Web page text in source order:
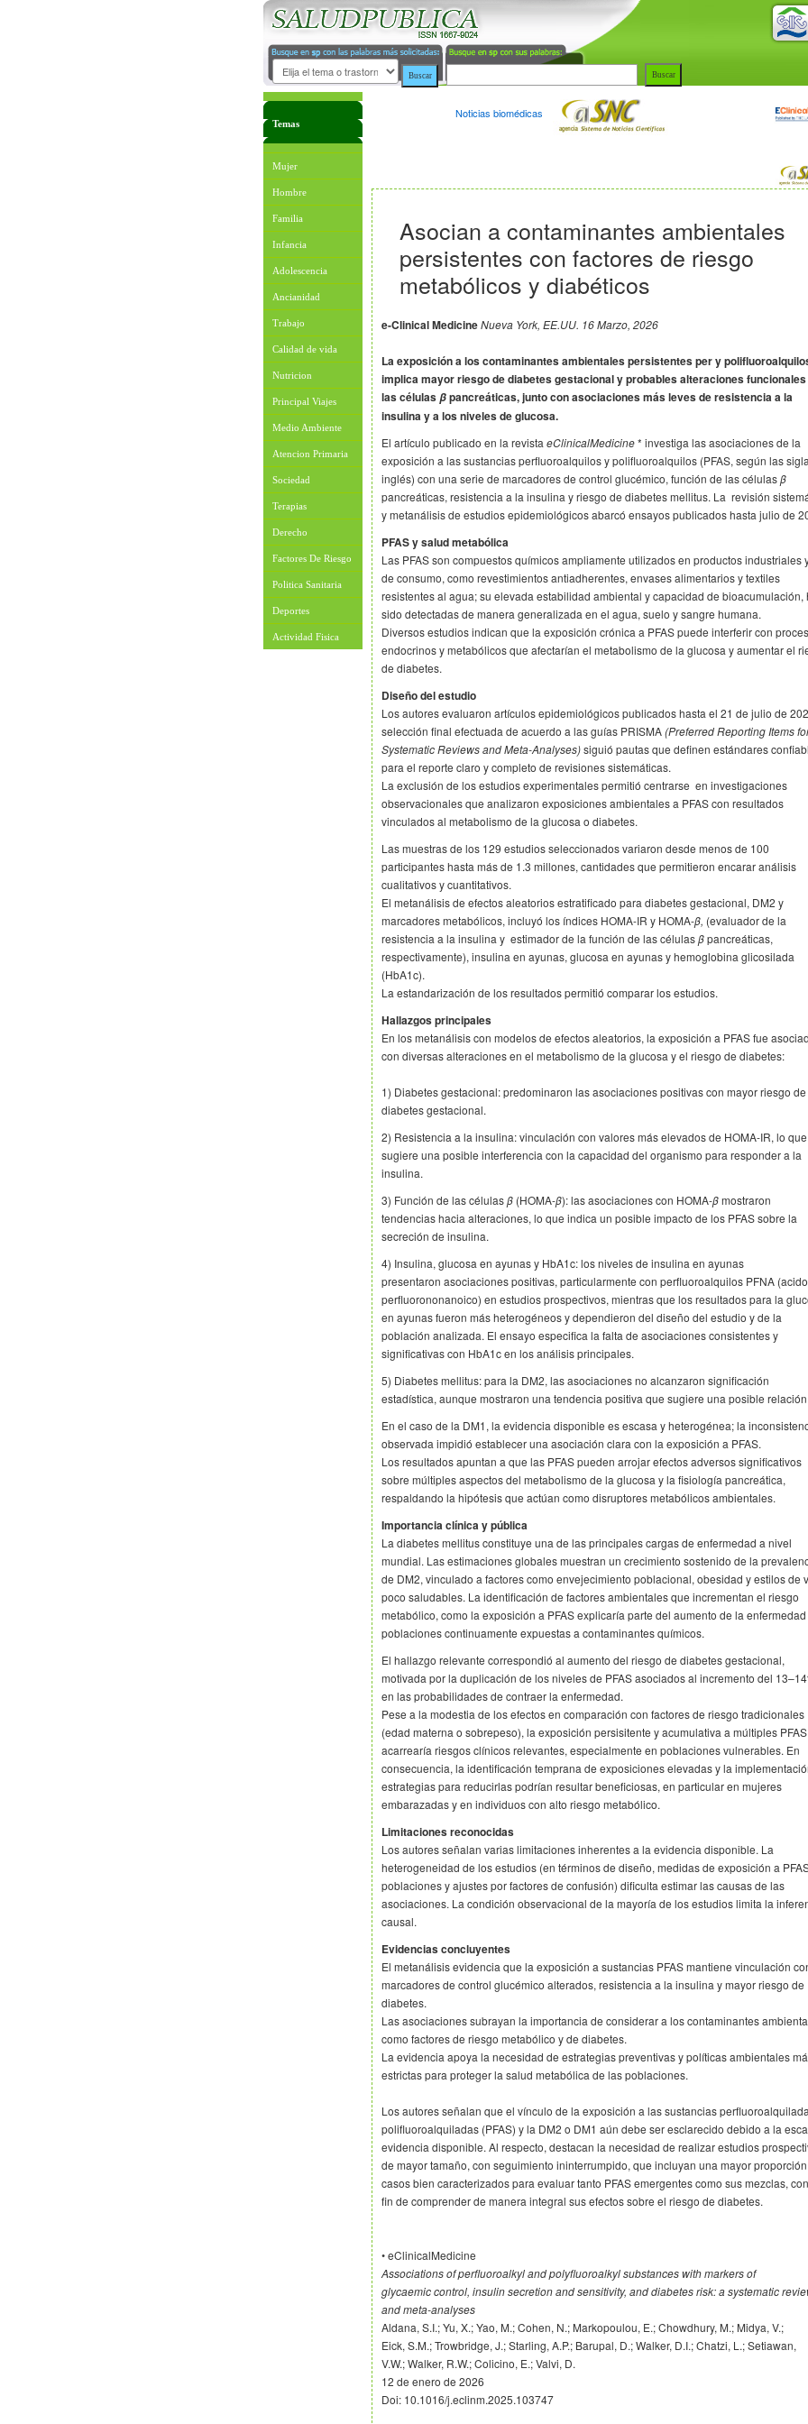
Temas
Mujer
Hombre
Familia
Infancia
Adolescencia
Ancianidad
Trabajo
Calidad de vida
Nutricion
Principal Viajes
Medio Ambiente
Atencion Primaria
Sociedad
Terapias
Derecho
Factores De Riesgo
Politica Sanitaria
Deportes
Actividad Fisica
Noticias biomédicas
Asocian a contaminantes ambientales
persistentes con factores de riesgo
metabólicos y diabéticos
e-Clinical MedicineNueva York, EE.UU. 16 Marzo, 2026
La exposición a los contaminantes ambientales persistentes per y
implica mayor riesgo de diabetes gestacional y probables alteraciones
las célulasβpancreáticas, junto con asociaciones más leves de resistencia a la
insulina y a los niveles de glucosa.
El artículo publicado en la revista eClinicalMedicine* investiga las asociaciones de la
exposición a las sustancias perfluoroalquilos y polifluoroalquilos (PFAS, según las
inglés) con una serie de marcadores de control glucémico, función de las célulasβ
pancreáticas, resistencia a la insulina y riesgo de diabetes mellitus. La revisión
y metanálisis de estudios epidemiológicos abarcó ensayos publicados hasta julio de
PFAS y salud metabólica
Las PFAS son compuestos químicos ampliamente utilizados en productos industriales
de consumo, como revestimientos antiadherentes, envases alimentarios y textiles
resistentes al agua; su elevada estabilidad ambiental y capacidad de bioacumulación,
sido detectadas de manera generalizada en el agua, suelo y sangre humana.
Diversos estudios indican que la exposición crónica a PFAS puede interferir con
endocrinos y metabólicos que afectarían el metabolismo de la glucosa y aumentar el
de diabetes.
Diseño del estudio
Los autores evaluaron artículos epidemiológicos publicados hasta el 21 de julio de
selección final efectuada de acuerdo a las guías PRISMA(Preferred Reporting Items
Systematic Reviews and Meta-Analyses)siguió pautas que definen estándares
para el reporte claro y completo de revisiones sistemáticas.
La exclusión de los estudios experimentales permitió centrarse en investigaciones
observacionales que analizaron exposiciones ambientales a PFAS con resultados
vinculados al metabolismo de la glucosa o diabetes.
Las muestras de los 129 estudios seleccionados variaron desde menos de 100
participantes hasta más de 1.3 millones, cantidades que permitieron encarar análisis
cualitativos y cuantitativos.
El metanálisis de efectos aleatorios estratificado para diabetes gestacional, DM2 y
marcadores metabólicos, incluyó los índices HOMA-IR y HOMA-β, (evaluador de la
resistencia a la insulina y estimador de la función de las célulasβpancreáticas,
respectivamente), insulina en ayunas, glucosa en ayunas y hemoglobina glicosilada
(HbA1c).
La estandarización de los resultados permitió comparar los estudios.
Hallazgos principales
En los metanálisis con modelos de efectos aleatorios, la exposición a PFAS fue
con diversas alteraciones en el metabolismo de la glucosa y el riesgo de diabetes:
1) Diabetes gestacional: predominaron las asociaciones positivas con mayor riesgo de
diabetes gestacional.
2) Resistencia a la insulina: vinculación con valores más elevados de HOMA-IR, lo que
sugiere una posible interferencia con la capacidad del organismo para responder a la
insulina.
3) Función de las célulasβ (HOMA-β): las asociaciones con HOMA-βmostraron
tendencias hacia alteraciones, lo que indica un posible impacto de los PFAS sobre la
secreción de insulina.
4) Insulina, glucosa en ayunas y HbA1c: los niveles de insulina en ayunas
presentaron asociaciones positivas, particularmente con perfluoroalquilos PFNA (acido
perfluorononanoico) en estudios prospectivos, mientras que los resultados para la
en ayunas fueron más heterogéneos y dependieron del diseño del estudio y de la
población analizada. El ensayo especifica la falta de asociaciones consistentes y
significativas con HbA1c en los análisis principales.
5) Diabetes mellitus: para la DM2, las asociaciones no alcanzaron significación
estadística, aunque mostraron una tendencia positiva que sugiere una posible
En el caso de la DM1, la evidencia disponible es escasa y heterogénea; la
observada impidió establecer una asociación clara con la exposición a PFAS.
Los resultados apuntan a que las PFAS pueden arrojar efectos adversos significativos
sobre múltiples aspectos del metabolismo de la glucosa y la fisiología pancreática,
respaldando la hipótesis que actúan como disruptores metabólicos ambientales.
Importancia clínica y pública
La diabetes mellitus constituye una de las principales cargas de enfermedad a nivel
mundial. Las estimaciones globales muestran un crecimiento sostenido de la
de DM2, vinculado a factores como envejecimiento poblacional, obesidad y estilos de
poco saludables. La identificación de factores ambientales que incrementan el riesgo
metabólico, como la exposición a PFAS explicaría parte del aumento de la
poblaciones continuamente expuestas a contaminantes químicos.
El hallazgo relevante correspondió al aumento del riesgo de diabetes gestacional,
motivada por la duplicación de los niveles de PFAS asociados al incremento del
en las probabilidades de contraer la enfermedad.
Pese a la modestia de los efectos en comparación con factores de riesgo tradicionales
(edad materna o sobrepeso), la exposición persisitente y acumulativa a múltiples PFAS
acarrearía riesgos clínicos relevantes, especialmente en poblaciones vulnerables. En
consecuencia, la identificación temprana de exposiciones elevadas y la
estrategias para reducirlas podrían resultar beneficiosas, en particular en mujeres
embarazadas y en individuos con alto riesgo metabólico.
Limitaciones reconocidas
Los autores señalan varias limitaciones inherentes a la evidencia disponible. La
heterogeneidad de los estudios (en términos de diseño, medidas de exposición a
poblaciones y ajustes por factores de confusión) dificulta estimar las causas de las
asociaciones. La condición observacional de la mayoría de los estudios limita la
causal.
Evidencias concluyentes
El metanálisis evidencia que la exposición a sustancias PFAS mantiene vinculación
marcadores de control glucémico alterados, resistencia a la insulina y mayor riesgo de
diabetes.
Las asociaciones subrayan la importancia de considerar a los contaminantes
como factores de riesgo metabólico y de diabetes.
La evidencia apoya la necesidad de estrategias preventivas y políticas ambientales
estrictas para proteger la salud metabólica de las poblaciones.
Los autores señalan que el vínculo de la exposición a las sustancias
polifluoroalquiladas (PFAS) y la DM2 o DM1 aún debe ser esclarecido debido a la
evidencia disponible. Al respecto, destacan la necesidad de realizar estudios
de mayor tamaño, con seguimiento ininterrumpido, que incluyan una mayor
casos bien caracterizados para evaluar tanto PFAS emergentes como sus mezclas,
fin de comprender de manera integral sus efectos sobre el riesgo de diabetes.
• eClinicalMedicine
Associations of perfluoroalkyl and polyfluoroalkyl substances with markers of
glycaemic control, insulin secretion and sensitivity, and diabetes risk: a systematic
and meta-analyses
Aldana, S.I.; Yu, X.; Yao, M.; Cohen, N.; Markopoulou, E.; Chowdhury, M.; Midya, V.;
Eick, S.M.; Trowbridge, J.; Starling, A.P.; Barupal, D.; Walker, D.I.; Chatzi, L.; Setiawan,
V.W.; Walker, R.W.; Colicino, E.; Valvi, D.
12 de enero de 2026
Doi: 10.1016/j.eclinm.2025.103747